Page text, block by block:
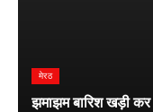
मेरठ
झमाझम बारिश खड़ी कर